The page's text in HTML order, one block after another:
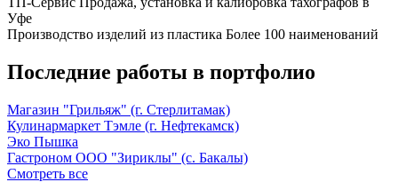
Уфе
Производство изделий из пластика Более 100 наименований
Последние работы в портфолио
Магазин "Грильяж" (г. Стерлитамак)
Кулинармаркет Тэмле (г. Нефтекамск)
Эко Пышка
Гастроном ООО "Зириклы" (с. Бакалы)
Смотреть все